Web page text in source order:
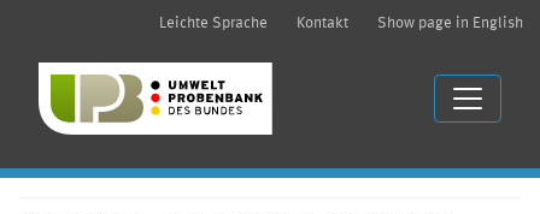
Leichte Sprache Kontakt Show page in English